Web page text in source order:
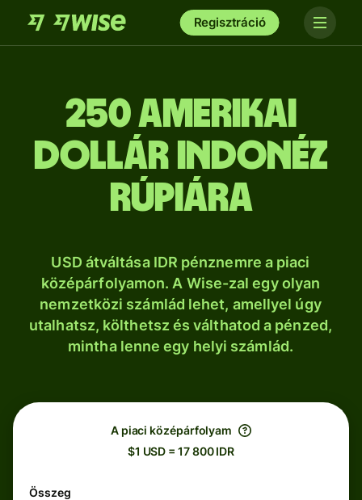
Regisztráció
250 amerikai
dollár indonéz
rúpiára
USD átváltása IDR pénznemre a piaci
középárfolyamon. A Wise-zal egy olyan
nemzetközi számlád lehet, amellyel úgy
utalhatsz, költhetsz és válthatod a pénzed,
mintha lenne egy helyi számlád.
A piaci középárfolyam
$1 USD = 17 800 IDR
Összeg